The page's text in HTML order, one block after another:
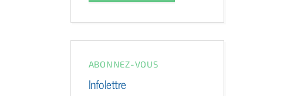
ABONNEZ-VOUS
Infolettre